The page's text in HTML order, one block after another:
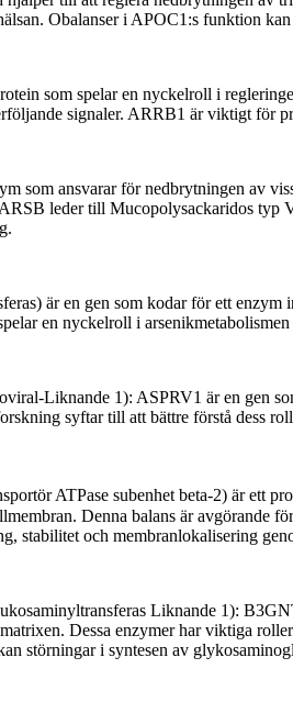
Obalanser i APOC1:s funktion
som spelar en nyckelroll i
signaler. ARRB1 är viktigt för
som ansvarar för nedbrytningen av
leder till Mucopolysackaridos typ
är en gen som kodar för ett
en nyckelroll i
Liknande 1): ASPRV1 är en gen
syftar till att bättre förstå dess
ATPase subenhet beta-2) är ett
Denna balans är avgörande
stabilitet och membranlokalisering
Liknande 1):
Dessa enzymer har viktiga
störningar i syntesen av